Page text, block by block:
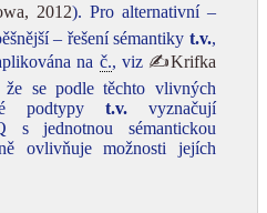
2012). Pro alternativní –
– řešení sémantiky t.v.,
na č., viz ✍Krifka
se podle těchto vlivných
podtypy t.v.vyznačují
s jednotnou sémantickou
ovlivňuje možnosti jejích